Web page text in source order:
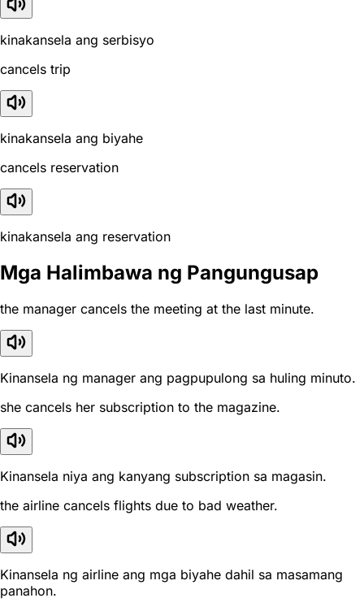
kinakansela ang serbisyo
cancels trip
kinakansela ang biyahe
cancels reservation
kinakansela ang reservation
Mga Halimbawa ng Pangungusap
the manager cancels the meeting at the last minute.
Kinansela ng manager ang pagpupulong sa huling minuto.
she cancels her subscription to the magazine.
Kinansela niya ang kanyang subscription sa magasin.
the airline cancels flights due to bad weather.
Kinansela ng airline ang mga biyahe dahil sa masamang
panahon.